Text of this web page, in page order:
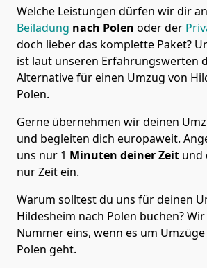
Welche Leistungen dürfen wir dir
Beiladung nach Polen oder der
doch lieber das komplette Paket?
ist laut unseren Erfahrungswerten
Alternative für einen Umzug von
Polen.
Gerne übernehmen wir deinen
und begleiten dich europaweit.
uns nur 1 Minuten deiner Zeit und
nur Zeit ein.
Warum solltest du uns für deinen
Hildesheim nach Polen buchen?
Nummer eins, wenn es um
Polen geht.